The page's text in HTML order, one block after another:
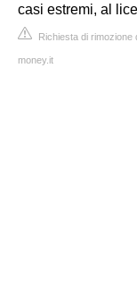
casi estremi, al
Richiesta di rimozione
money.it